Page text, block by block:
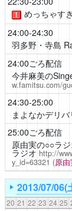
！ めっちゃす
24:00-24:30
羽多野・寺島
24:00ごろ配信
今井麻美の
w.famitsu.com/
24:30-25:00
まよなかデリバ
25:00ごろ配信
原由実の○○ラ
ラジオ http://
y_id=63321 (原由
2013/07/06(
20 21 22 23 24 25